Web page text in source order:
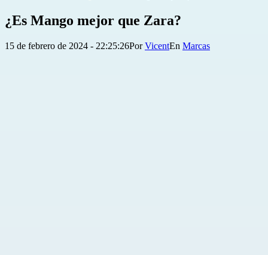
¿Es Mango mejor que Zara?
Publicada
15 de febrero de 2024 - 22:25:26PorVicent
Categorizado
Marcas